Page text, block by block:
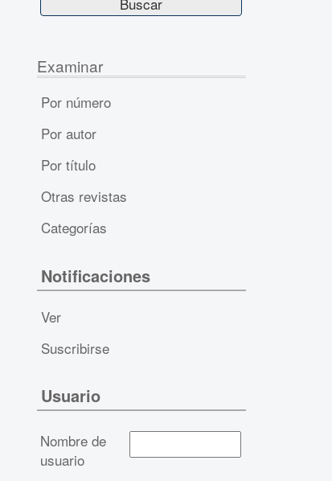
Examinar
Por número
Por autor
Por título
Otras revistas
Categorías
Notificaciones
Ver
Suscribirse
Usuario
Nombre de
usuario